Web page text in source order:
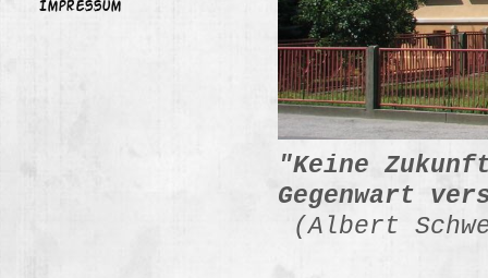
Impressum
"Keine
Gegenwart
(Albert